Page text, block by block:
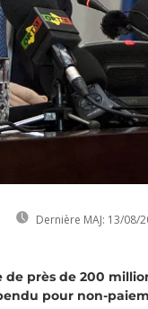
Dernière MAJ: 13/08/
près de 200
pour non-